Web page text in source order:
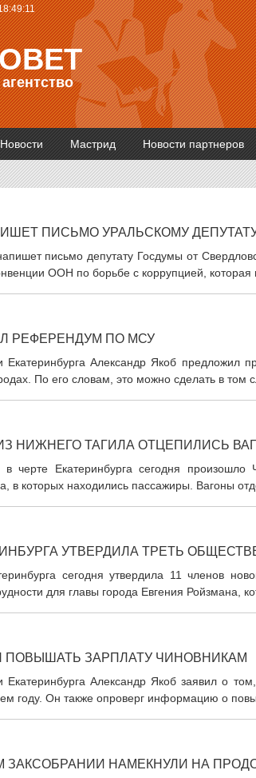
Новости Мастрид Новости партнеров
ПИСЬМО УРАЛЬСКОМУ
письмо депутату Госдумы от
ООН по борьбе с коррупцией, которая
РЕФЕРЕНДУМ ПО МСУ
Екатеринбурга Александр Якоб предложил
По его словам, это можно сделать в том
НИЖНЕГО ТАГИЛА ОТЦЕПИЛИСЬ
черте Екатеринбурга сегодня произошло
в которых находились пассажиры. Вагоны
УТВЕРДИЛА ТРЕТЬ
сегодня утвердила 11 членов
для главы города Евгения Ройзмана,
ПОВЫШАТЬ ЗАРПЛАТУ ЧИНОВНИКАМ
Екатеринбурга Александр Якоб заявил о
году. Он также опроверг информацию о
ЗАКСОБРАНИИ НАМЕКНУЛИ НА